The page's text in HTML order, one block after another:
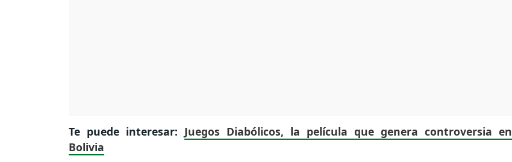
Te puede interesar: Juegos Diabólicos, la película que genera controversia en
Bolivia